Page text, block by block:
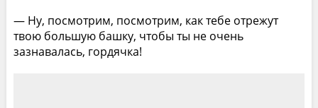
— Ну, посмотрим, посмотрим, как тебе отрежут
твою большую башку, чтобы ты не очень
зазнавалась, гордячка!